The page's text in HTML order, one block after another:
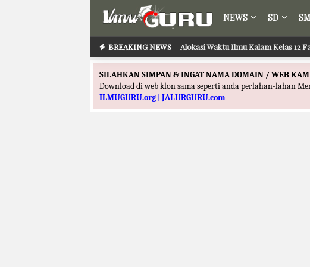
NEWS SD
BREAKING NEWS Alokasi Waktu Ilmu Kalam Kelas 12
SILAHKAN SIMPAN & INGAT NAMA DOMAIN / WEB
Download di web klon sama seperti anda perlahan-lahan
ILMUGURU.org | JALURGURU.com